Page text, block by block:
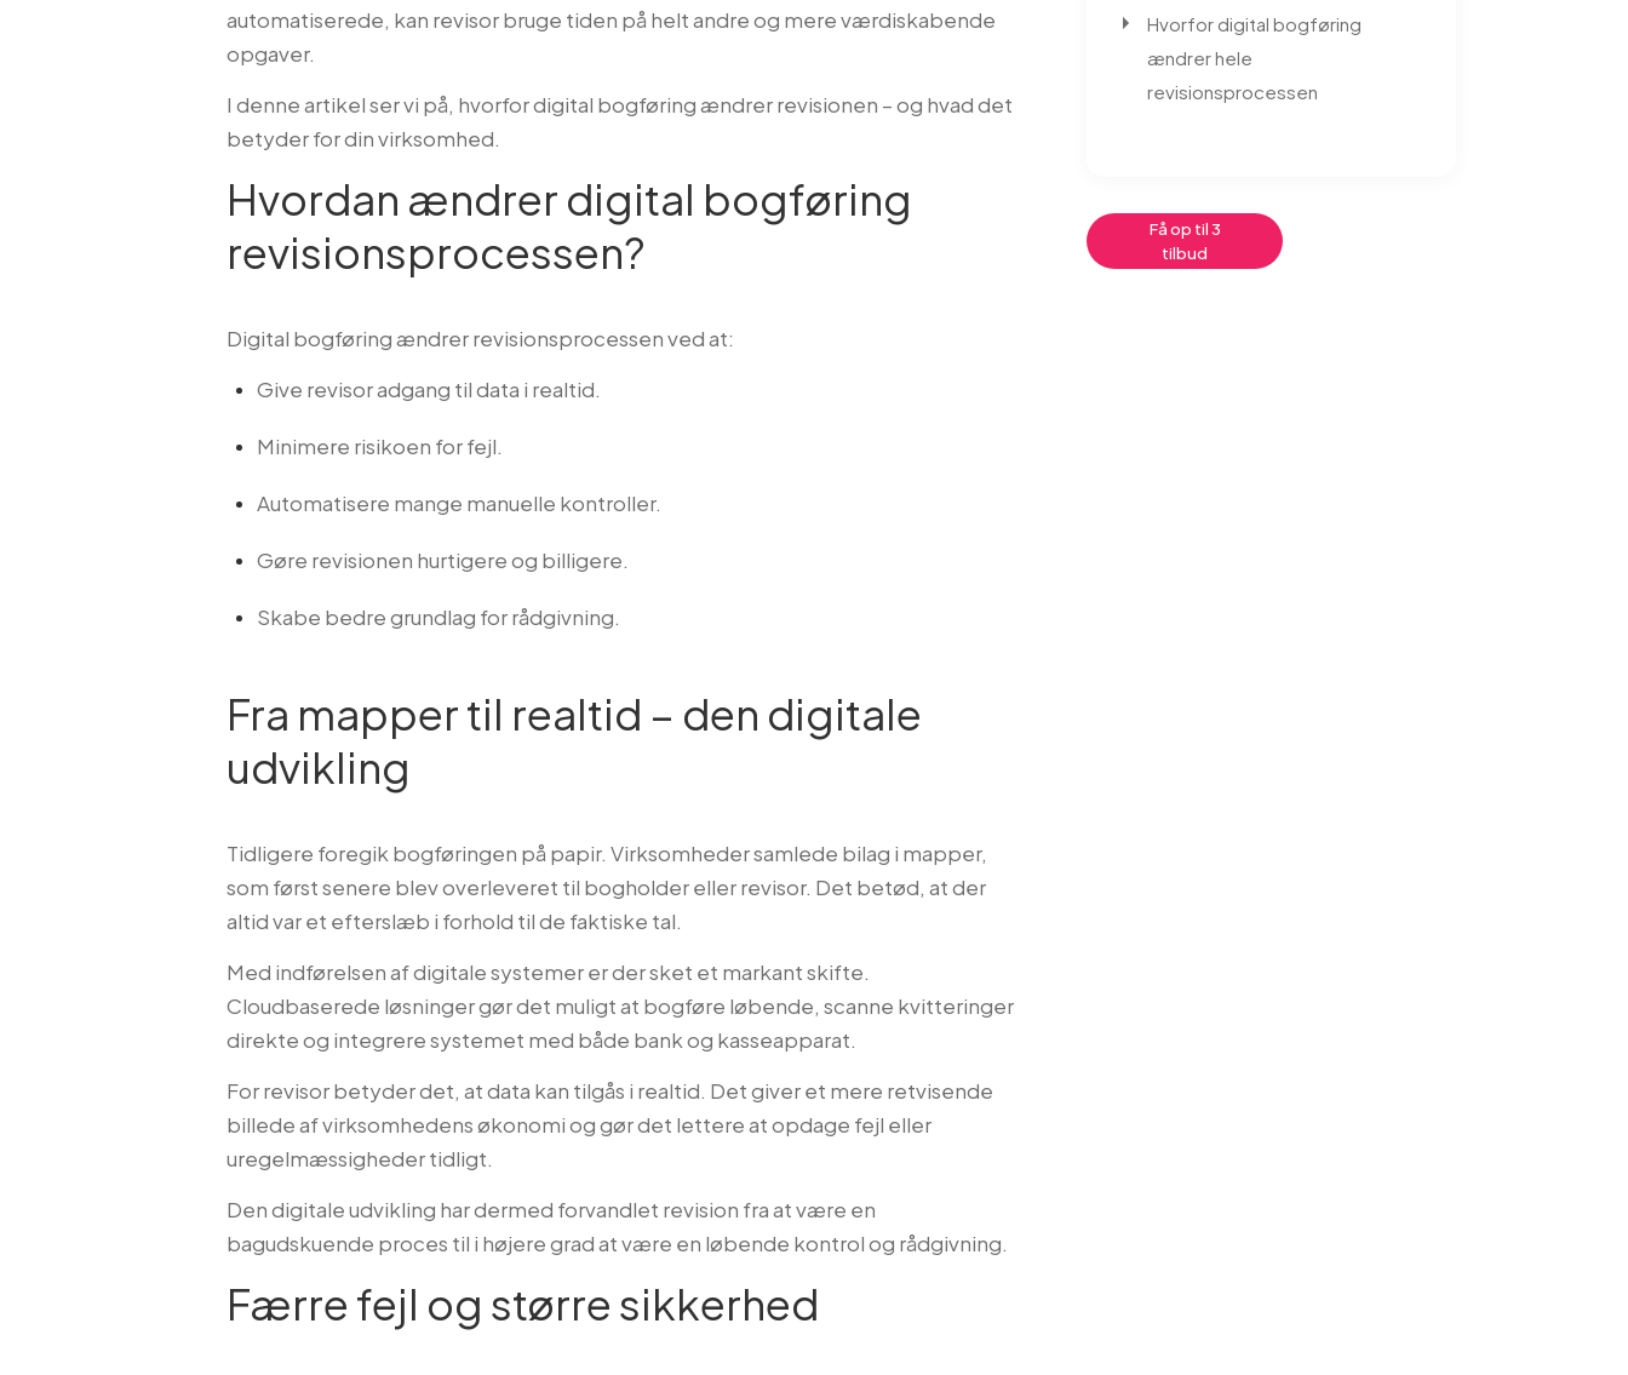
automatiserede, kan revisor bruge tiden på helt andre og mere værdiskabende
opgaver.
I denne artikel ser vi på, hvorfor digital bogføring ændrer revisionen – og hvad det
betyder for din virksomhed.
Hvordan ændrer digital bogføring
revisionsprocessen?
Digital bogføring ændrer revisionsprocessen ved at:
Give revisor adgang til data i realtid.
Minimere risikoen for fejl.
Automatisere mange manuelle kontroller.
Gøre revisionen hurtigere og billigere.
Skabe bedre grundlag for rådgivning.
Fra mapper til realtid – den digitale
udvikling
Tidligere foregik bogføringen på papir. Virksomheder samlede bilag i mapper,
som først senere blev overleveret til bogholder eller revisor. Det betød, at der
altid var et efterslæb i forhold til de faktiske tal.
Med indførelsen af digitale systemer er der sket et markant skifte.
Cloudbaserede løsninger gør det muligt at bogføre løbende, scanne kvitteringer
direkte og integrere systemet med både bank og kasseapparat.
For revisor betyder det, at data kan tilgås i realtid. Det giver et mere retvisende
billede af virksomhedens økonomi og gør det lettere at opdage fejl eller
uregelmæssigheder tidligt.
Den digitale udvikling har dermed forvandlet revision fra at være en
bagudskuende proces til i højere grad at være en løbende kontrol og rådgivning.
Færre fejl og større sikkerhed
Hvorfor digital bogføring
ændrer hele
revisionsprocessen
Få op til 3
tilbud